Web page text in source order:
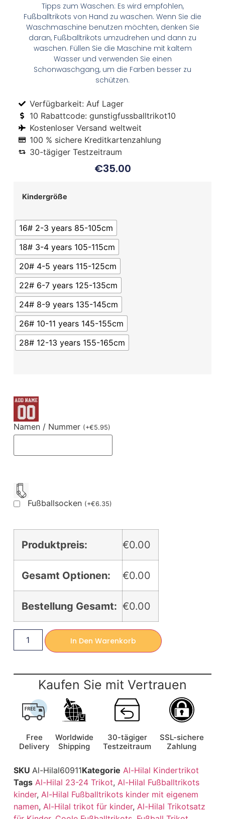
Tipps zum Waschen: Es wird empfohlen,
Fußballtrikots von Hand zu waschen. Wenn Sie die
Waschmaschine benutzen möchten, denken Sie
daran, Fußballtrikots umzudrehen und dann zu
waschen. Füllen Sie die Maschine mit kaltem
Wasser und verwenden Sie einen
Schonwaschgang, um die Farben besser zu
schützen.
Verfügbarkeit: Auf Lager
10 Rabattcode: gunstigfussballtrikot10
Kostenloser Versand weltweit
100 % sichere Kreditkartenzahlung
30-tägiger Testzeitraum
€35.00
Kindergröße
16# 2-3 years 85-105cm
18# 3-4 years 105-115cm
20# 4-5 years 115-125cm
22# 6-7 years 125-135cm
24# 8-9 years 135-145cm
26# 10-11 years 145-155cm
28# 12-13 years 155-165cm
Namen / Nummer (+€5.95)
Fußballsocken (+€6.35)
Produktpreis: €0.00
Gesamt Optionen: €0.00
Bestellung Gesamt: €0.00
In Den Warenkorb
Kaufen Sie mit Vertrauen
Free
Delivery
Worldwide
Shipping
30-tägiger
Testzeitraum
SSL-sichere
Zahlung
SKU Al-Hilal60911Kategorie Al-Hilal Kindertrikot
Tags Al-Hilal 23-24 Trikot, Al-Hilal Fußballtrikots
kinder, Al-Hilal Fußballtrikots kinder mit eigenem
namen, Al-Hilal trikot für kinder, Al-Hilal Trikotsatz